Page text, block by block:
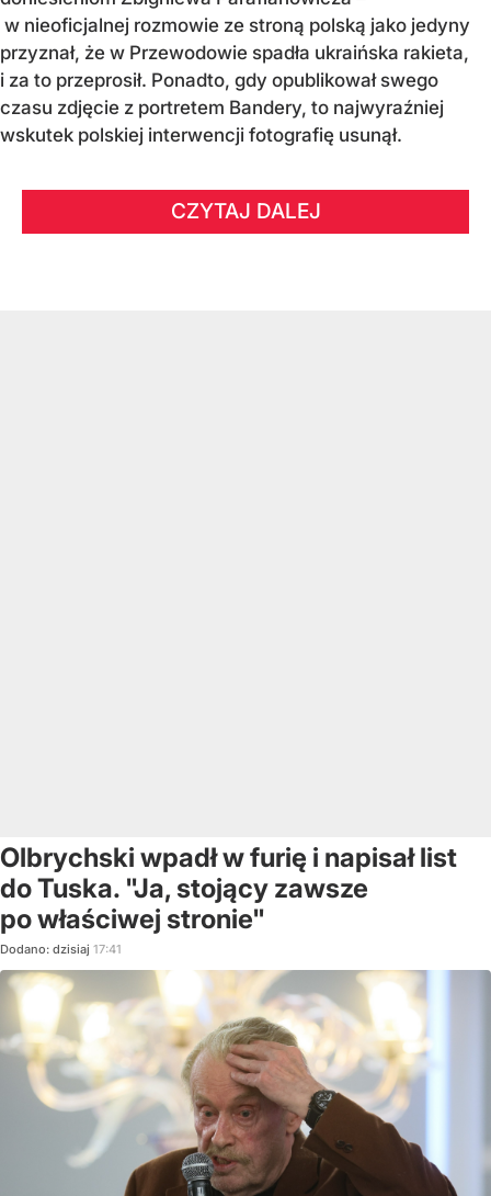
w nieoficjalnej rozmowie ze stroną polską jako jedyny
przyznał, że w Przewodowie spadła ukraińska rakieta,
i za to przeprosił. Ponadto, gdy opublikował swego
czasu zdjęcie z portretem Bandery, to najwyraźniej
wskutek polskiej interwencji fotografię usunął.
CZYTAJ DALEJ
Olbrychski wpadł w furię i napisał list
do Tuska. "Ja, stojący zawsze
po właściwej stronie"
Dodano: dzisiaj 17:41